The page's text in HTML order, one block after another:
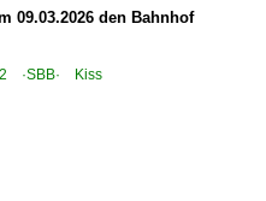
09.03.2026 den Bahnhof
·SBB· Kiss